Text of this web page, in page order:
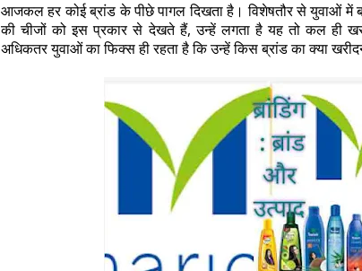
आजकल हर कोई ब्रांड के पीछे पागल दिखता है। विशेषतौर से युवाओं में
की चीजों को इस प्रकार से देखते हैं, उन्हें लगता है यह तो कल ही
अधिकतर युवाओं का फिक्स ही रहता है कि उन्हें किस ब्रांड का क्या